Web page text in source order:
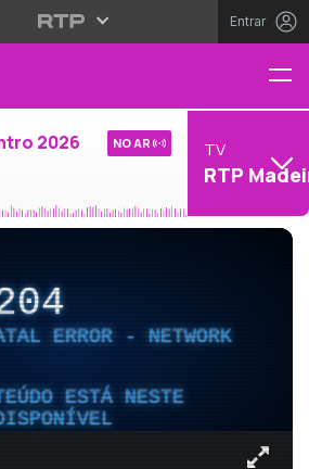
Entrar
2026 NO AR TV
RTP
ERROR - NETWORK
ESTÁ NESTE